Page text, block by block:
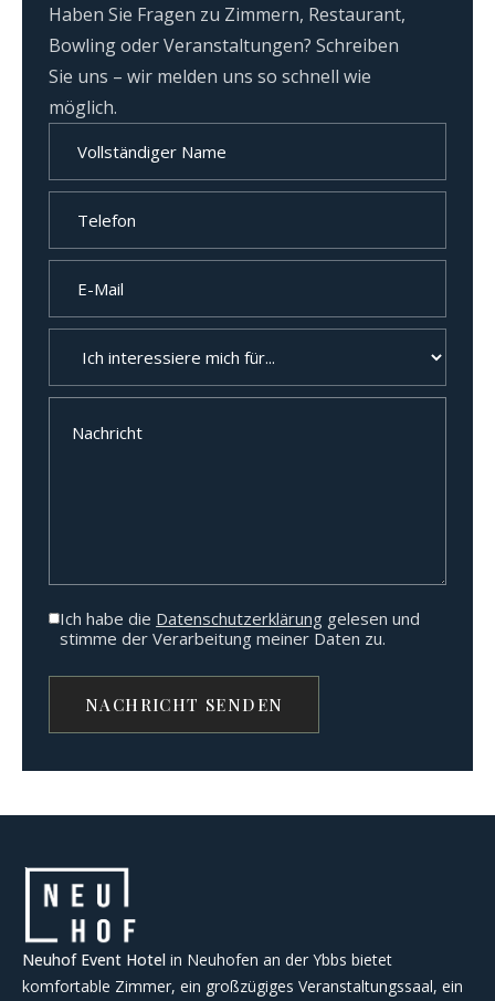
Haben Sie Fragen zu Zimmern, Restaurant,
Bowling oder Veranstaltungen? Schreiben
Sie uns – wir melden uns so schnell wie
möglich.
Ich habe die Datenschutzerklärung gelesen und
stimme der Verarbeitung meiner Daten zu.
Neuhof Event Hotel in Neuhofen an der Ybbs bietet
komfortable Zimmer, ein großzügiges Veranstaltungssaal, ein